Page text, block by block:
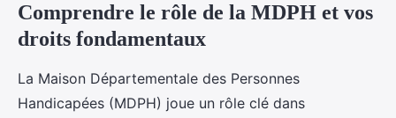
Comprendre le rôle de la MDPH et vos
droits fondamentaux
La Maison Départementale des Personnes
Handicapées (MDPH) joue un rôle clé dans